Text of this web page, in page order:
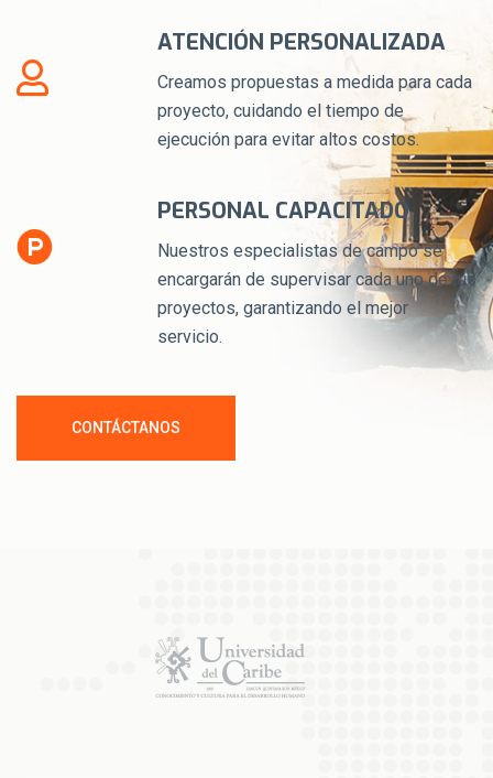
ATENCIÓN PERSONALIZADA
Creamos propuestas a medida para cada
proyecto, cuidando el tiempo de
ejecución para evitar altos costos.
PERSONAL CAPACITADO
Nuestros especialistas de campo se
encargarán de supervisar cada uno de tus
proyectos, garantizando el mejor
servicio.
CONTÁCTANOS